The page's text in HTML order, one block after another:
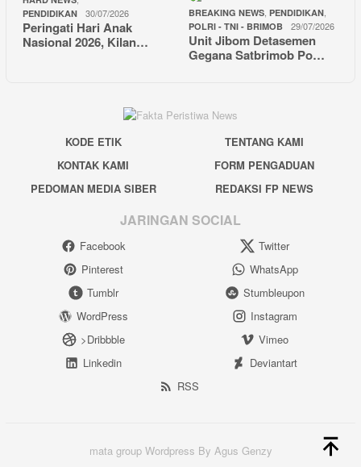
PENDIDIKAN 30/07/2026
Peringati Hari Anak
Nasional 2026, Kilan…
BREAKING NEWS PENDIDIKAN
POLRI - TNI - BRIMOB 29/07/2026
Unit Jibom Detasemen
Gegana Satbrimob Po…
KODE ETIK
TENTANG KAMI
KONTAK KAMI
FORM PENGADUAN
PEDOMAN MEDIA SIBER
REDAKSI FP NEWS
JARINGAN SOCIAL
Facebook
Twitter
Pinterest
WhatsApp
Tumblr
Stumbleupon
WordPress
Instagram
>Dribbble
Vimeo
Linkedin
Deviantart
RSS
mata group Wordpress By Agus Genzy